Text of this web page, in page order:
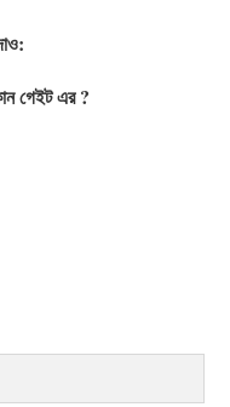
গেইট এর ?